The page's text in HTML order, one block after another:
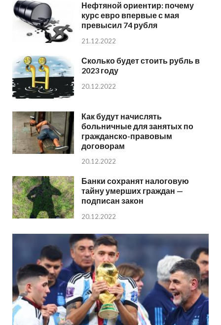
Нефтяной ориентир: почему
курс евро впервые с мая
превысил 74 рубля
21.12.2022
Сколько будет стоить рубль в
2023 году
20.12.2022
Как будут начислять
больничные для занятых по
гражданско-правовым
договорам
20.12.2022
Банки сохранят налоговую
тайну умерших граждан —
подписан закон
20.12.2022